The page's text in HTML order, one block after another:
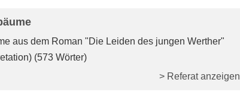
aus dem Roman "Die Leiden des jungen Werther"
(573 Wörter)
> Referat anzeigen